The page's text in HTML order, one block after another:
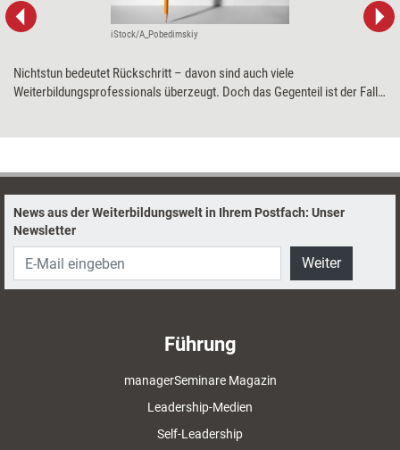
iStock/A_Pobedimskiy
Nichtstun bedeutet Rückschritt – davon sind auch viele
Weiterbildungsprofessionals überzeugt. Doch das Gegenteil ist der Fall:
News aus der Weiterbildungswelt in Ihrem Postfach: Unser
Newsletter
Weiter
Führung
managerSeminare Magazin
Leadership-Medien
Self-Leadership